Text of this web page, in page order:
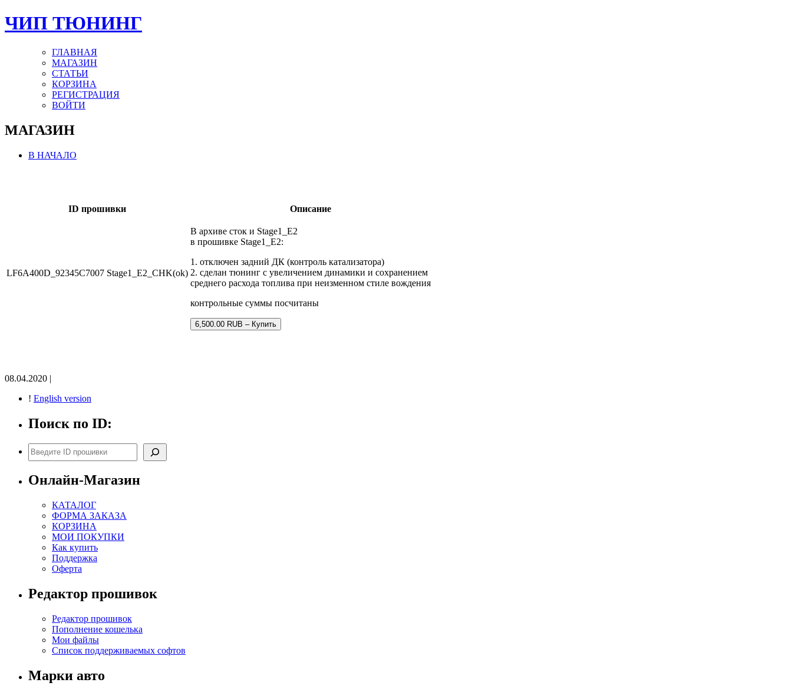
ЧИП ТЮНИНГ
ГЛАВНАЯ
МАГАЗИН
СТАТЬИ
КОРЗИНА
РЕГИСТРАЦИЯ
ВОЙТИ
МАГАЗИН
В НАЧАЛО
ID прошивки Описание
LF6A400D_92345C7007 Stage1_E2_CHK(ok)
В архиве сток и Stage1_E2
в прошивке Stage1_E2:
1. отключен задний ДК (контроль катализатора)
2. сделан тюнинг с увеличением динамики и сохранением
среднего расхода топлива при неизменном стиле вождения
контрольные суммы посчитаны
6,500.00 RUB – Купить
08.04.2020 |
! English version
Поиск по ID:
Поиск
Онлайн-Магазин
КАТАЛОГ
ФОРМА ЗАКАЗА
КОРЗИНА
МОИ ПОКУПКИ
Как купить
Поддержка
Оферта
Редактор прошивок
Редактор прошивок
Пополнение кошелька
Мои файлы
Список поддерживаемых софтов
Марки авто